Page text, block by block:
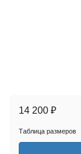
14 200 ₽
Таблица размеров